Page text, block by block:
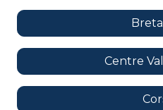
Centre